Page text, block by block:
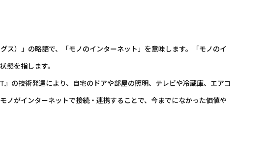
）」の略語で、「モノのインターネット」を意味します。「モノのイ
態を指します。
の技術発達により、自宅のドアや部屋の照明、テレビや冷蔵庫、エアコ
ノがインターネットで接続・連携することで、今までになかった価値や